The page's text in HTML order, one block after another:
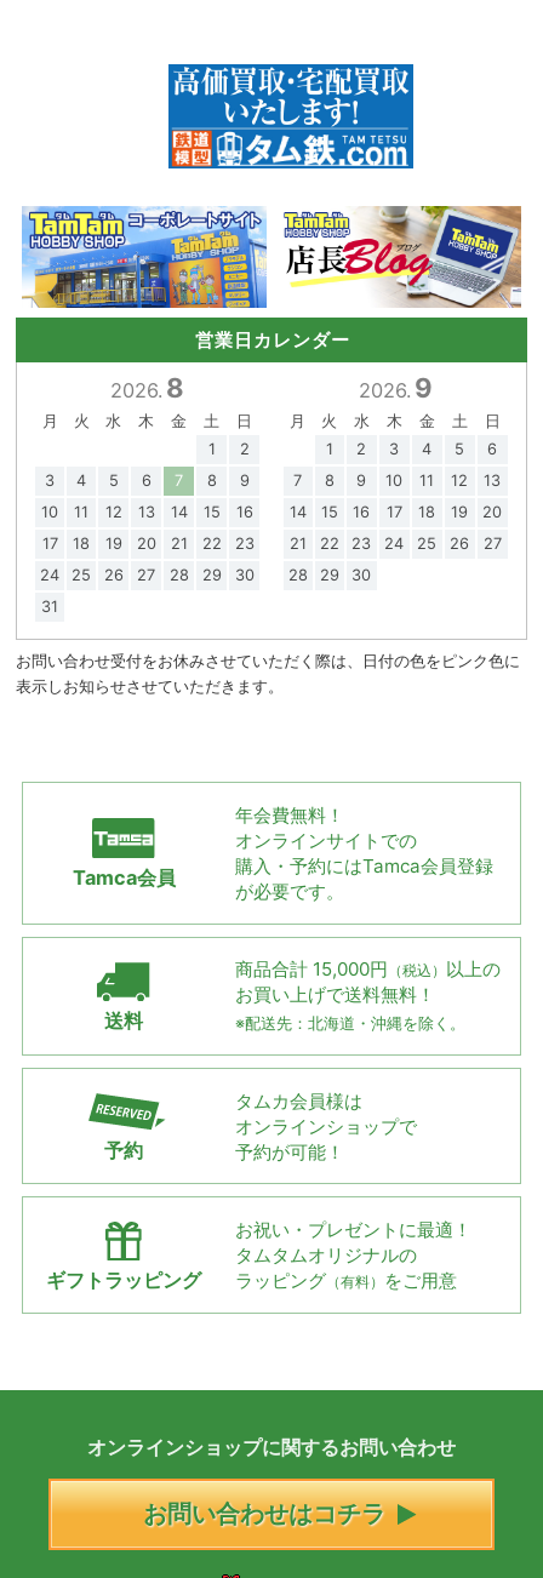
営業日カレンダー
2026. 8
月 火 水 木 金 土
日
1
2
3
4 5 6 7 8
9
10
11 12 13 14 15
16
17
18 19 20 21 22
23
24
25 26 27 28 29
30
31
2026. 9
月 火 水 木 金 土
日
1
2 3 4 5
6
7
8 9 10 11 12
13
14
15 16 17 18 19
20
21
22 23 24 25 26
27
28
29 30
お問い合わせ受付をお休みさせていただく際は、日付の色をピンク色に
表示しお知らせさせていただきます。
Tamca会員
年会費無料！
オンラインサイトでの
購入・予約にはTamca会員登録
が必要です。
送料
商品合計 15,000円 （税込） 以上の
お買い上げで送料無料！
※配送先：北海道・沖縄を除く。
予約
タムカ会員様は
オンラインショップで
予約が可能！
ギフトラッピング
お祝い・プレゼントに最適！
タムタムオリジナルの
ラッピング （有料） をご用意
オンラインショップに関するお問い合わせ
お問い合わせはコチラ